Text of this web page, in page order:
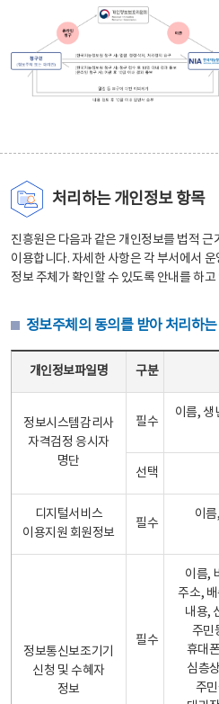
처리하는 개인정보 항목
진흥원은 다음과 같은 개인정보를 법적
이용합니다. 자세한 사항은 각 부서에서
정보 주체가 확인할 수 있도록 안내를 하고
정보주체의 동의를 받아 처리하
개인정보파일명 구분
정보시스템감리사
자격검정 응시자
명단
필수
이름, 생
선택
디지털서비스
이용지원 회원정보
필수
이
정보통신보조기기
신청 및 수혜자
정보
필수
이름,
주소,
내용,
주민
휴대
심층
주